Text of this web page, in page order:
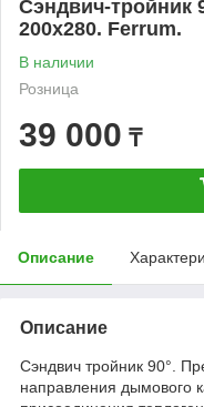
Сэндвич-тройник
200х280. Ferrum.
В наличии
Розница
39 000 ₸
Описание
Описание
Сэндвич тройник 90°.
направления дымового